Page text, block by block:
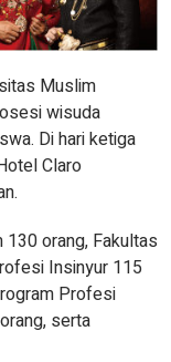
Muslim
wisuda
Di hari ketiga
Claro
130 orang, Fakultas
Insinyur 115
Profesi
serta